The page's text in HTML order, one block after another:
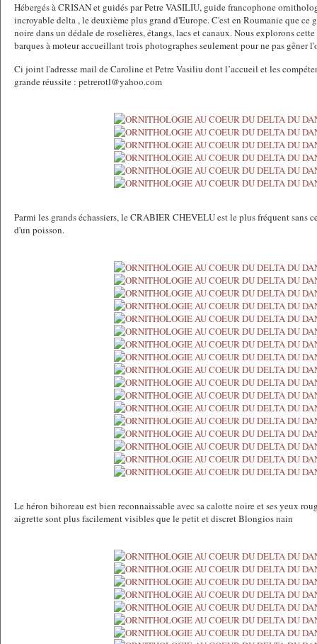
Hébergés à CRISAN et guidés par Petre VASILIU, guide francophone
incroyable delta , le deuxième plus grand d'Europe. C'est en Roumanie que ce
noire dans un dédale de roselières, étangs, lacs et canaux. Nous explorons
barques à moteur accueillant trois photographes seulement pour ne pas gêner
Ci joint l'adresse mail de Caroline et Petre Vasiliu dont l’accueil et les
grande réussite : petrerotl@yahoo.com
Parmi les grands échassiers, le CRABIER CHEVELU est le plus fréquent sans
d'un poisson.
Le héron bihoreau est bien reconnaissable avec sa calotte noire et ses yeux
aigrette sont plus facilement visibles que le petit et discret Blongios nain